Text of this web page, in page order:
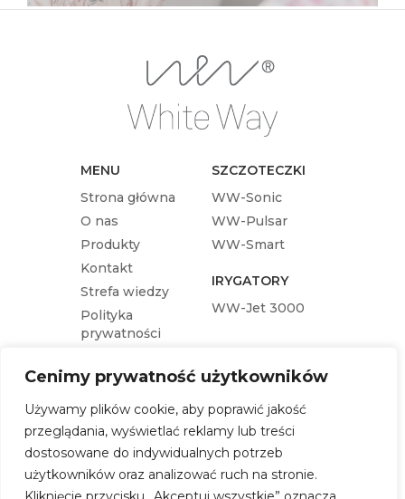
Cenimy prywatność użytkowników
Używamy plików cookie, aby poprawić jakość
przeglądania, wyświetlać reklamy lub treści
dostosowane do indywidualnych potrzeb
użytkowników oraz analizować ruch na stronie.
MENU
Strona główna
O nas
Produkty
Kontakt
Strefa wiedzy
Polityka
prywatności
SZCZOTECZKI
WW-Sonic
WW-Pulsar
WW-Smart
IRYGATORY
WW-Jet 3000
KOŃCÓWKI
Końcówka wymienna WW-Sonic
Końcówka wymienna WW-Jet 3000
Końcówka wymienna WW-Smart